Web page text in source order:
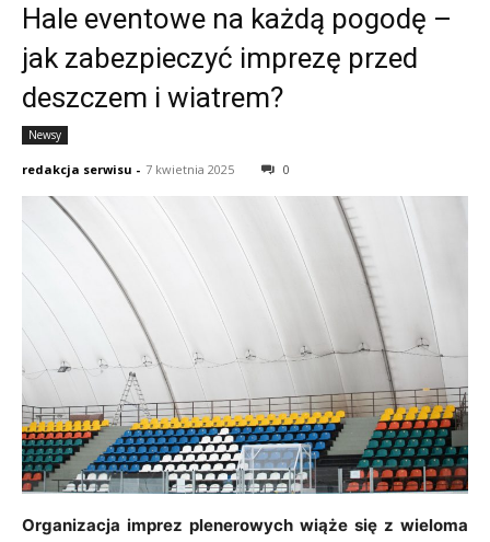
Hale eventowe na każdą pogodę –
jak zabezpieczyć imprezę przed
deszczem i wiatrem?
Newsy
redakcja serwisu - 7 kwietnia 2025 0
Organizacja imprez plenerowych wiąże się z wieloma